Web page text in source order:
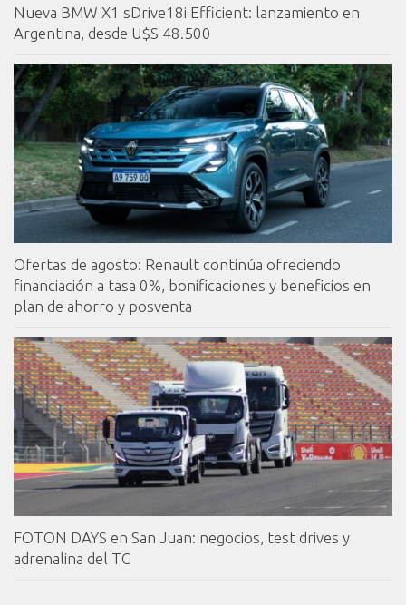
Nueva BMW X1 sDrive18i Efficient: lanzamiento en
Argentina, desde U$S 48.500
Ofertas de agosto: Renault continúa ofreciendo
financiación a tasa 0%, bonificaciones y beneficios en
plan de ahorro y posventa
FOTON DAYS en San Juan: negocios, test drives y
adrenalina del TC